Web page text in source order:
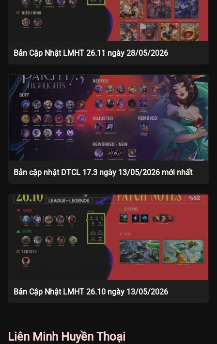
Bản Cập Nhật LMHT 26.11 ngày 28/05/2026
Bản cập nhật DTCL 17.3 ngày 13/05/2026 mới nhất
Bản Cập Nhật LMHT 26.10 ngày 13/05/2026
Liên Minh Huyền Thoại